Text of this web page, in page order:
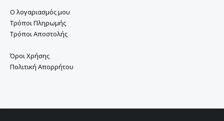
Ο λογαριασμός μου
Τρόποι Πληρωμής
Τρόποι Αποστολής
Όροι Χρήσης
Πολιτική Απορρήτου